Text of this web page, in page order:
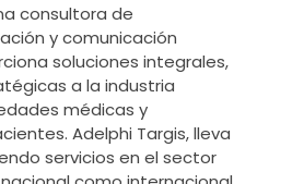
consultora de
y comunicación
soluciones integrales,
a la industria
médicas y
Adelphi Targis, lleva
servicios en el sector